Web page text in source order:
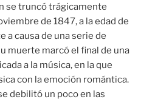
se truncó trágicamente
de 1847, a la edad de
a causa de una serie de
muerte marcó el final de una
a la música, en la que
con la emoción romántica.
debilitó un poco en las